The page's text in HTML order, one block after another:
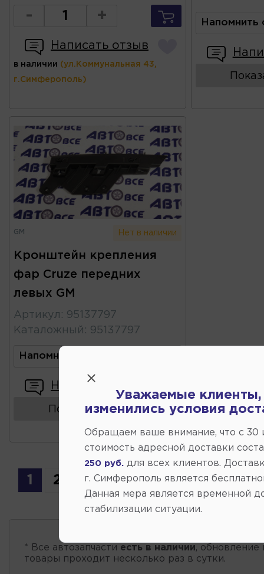
- +
Написать отзыв
в наличии (ул.Коммунальная 43,
г.Симферополь)
Напомнить
GM Нет в наличии
Кронштейн крепления
фар Cruze передних
левых GM
Артикул : 95137797
Каталожный : 95137797
Напомнить о поступлении
Написать отзыв
Показать аналоги
1 2
* Все автозапчасти есть в наличии, обновление
товары проходит несколько раз в сутки.
Уважаемые клиенты,
изменились условия
Обращаем ваше внимание, что c 30
стоимость адресной доставки
250 руб. для всех клиентов.
г. Симферополь является
Данная мера является временной
стабилизации ситуации.